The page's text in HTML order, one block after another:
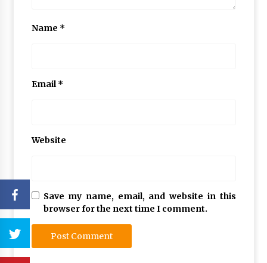
Name *
Email*
Website
Save my name, email, and website in this
browser for the next time I comment.